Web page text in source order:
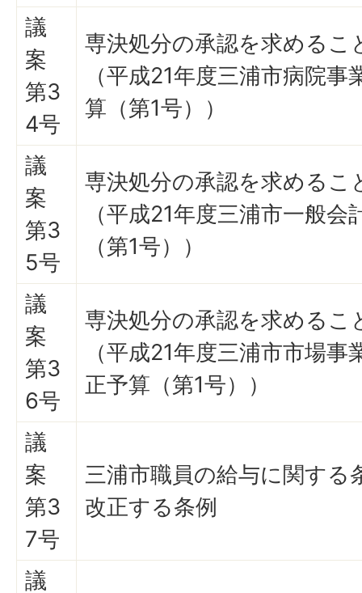
議
案
第3
4号
専決処分の承認を求めるこ
（平成21年度三浦市病院事
算（第1号））
議
案
第3
5号
専決処分の承認を求めるこ
（平成21年度三浦市一般会
（第1号））
議
案
第3
6号
専決処分の承認を求めるこ
（平成21年度三浦市市場事
正予算（第1号））
議
案
第3
7号
三浦市職員の給与に関する
改正する条例
議